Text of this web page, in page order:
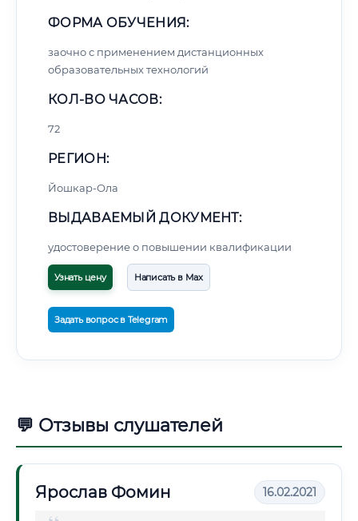
ФОРМА ОБУЧЕНИЯ:
заочно с применением дистанционных
образовательных технологий
КОЛ-ВО ЧАСОВ:
72
РЕГИОН:
Йошкар-Ола
ВЫДАВАЕМЫЙ ДОКУМЕНТ:
удостоверение о повышении квалификации
Узнать цену Написать в Max
Задать вопрос в Telegram
💬 Отзывы слушателей
Ярослав Фомин 16.02.2021